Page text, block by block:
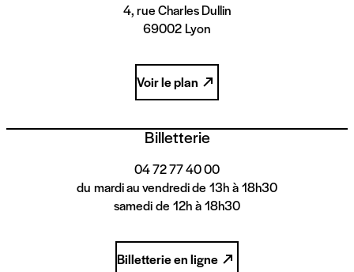
4, rue Charles Dullin
69002 Lyon
Voir le plan
Billetterie
04 72 77 40 00
du mardi au vendredi de 13h à 18h30
samedi de 12h à 18h30
Billetterie en ligne